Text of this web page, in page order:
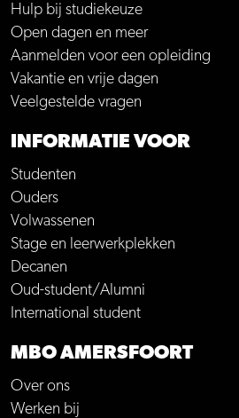
Hulp bij studiekeuze
Open dagen en meer
Aanmelden voor een opleiding
Vakantie en vrije dagen
Veelgestelde vragen
INFORMATIE VOOR
Studenten
Ouders
Volwassenen
Stage en leerwerkplekken
Decanen
Oud-student/Alumni
International student
MBO AMERSFOORT
Over ons
Werken bij